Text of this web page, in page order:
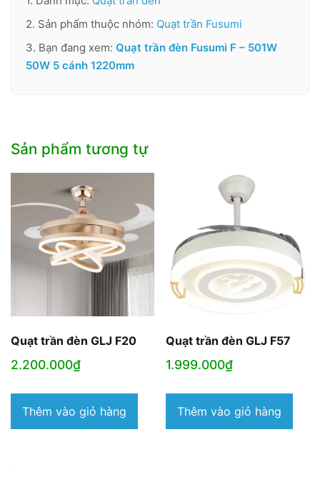
2. Sản phẩm thuộc nhóm: Quạt trần Fusumi
3. Bạn đang xem: Quạt trần đèn Fusumi F – 501W
50W 5 cánh 1220mm
Sản phẩm tương tự
Quạt trần đèn GLJ F20
2.200.000₫
Thêm vào giỏ hàng
Quạt trần đèn GLJ F57
1.999.000₫
Thêm vào giỏ hàng